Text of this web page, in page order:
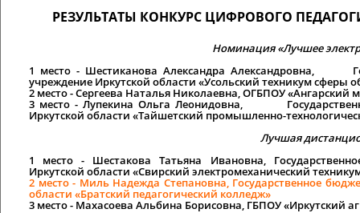
РЕЗУЛЬТАТЫ КОНКУРС ЦИФРОВОГО
Номинация «Лучшее
1 место- Шестиканова Александра Александровна,
учреждение Иркутской области «Усольский техникум сферы
2 место- Сергеева Наталья Николаевна, ОГБПОУ «Ангарский
3 место - Лупекина Ольга Леонидовна,
Иркутской области «Тайшетский промышленно-
Лучшая
1 место - Шестакова Татьяна Ивановна,
Иркутской области «Свирский электромеханический
2 место- Миль Надежда Степановна, Государственное
области «Братский педагогический колледж»
3 место- Махасоева Альбина Борисовна, ГБПОУ «Иркутский